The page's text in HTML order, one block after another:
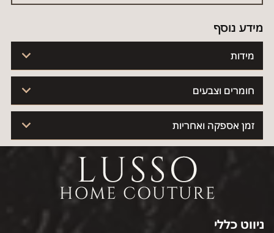
מידע נוסף
מידות
חומרים וצבעים
זמן אספקה ואחריות
ניווט כללי